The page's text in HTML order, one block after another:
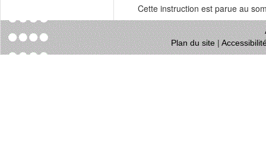
Cette instruction est parue au
Plan du site|